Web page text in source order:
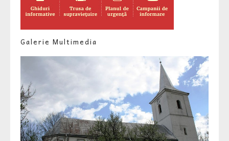
Galerie Multimedia